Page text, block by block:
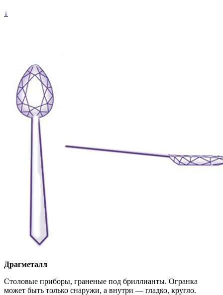
↓
Драгметалл
Столовые приборы, граненые под бриллианты. Огранка
может быть только снаружи, а внутри — гладко, кругло.